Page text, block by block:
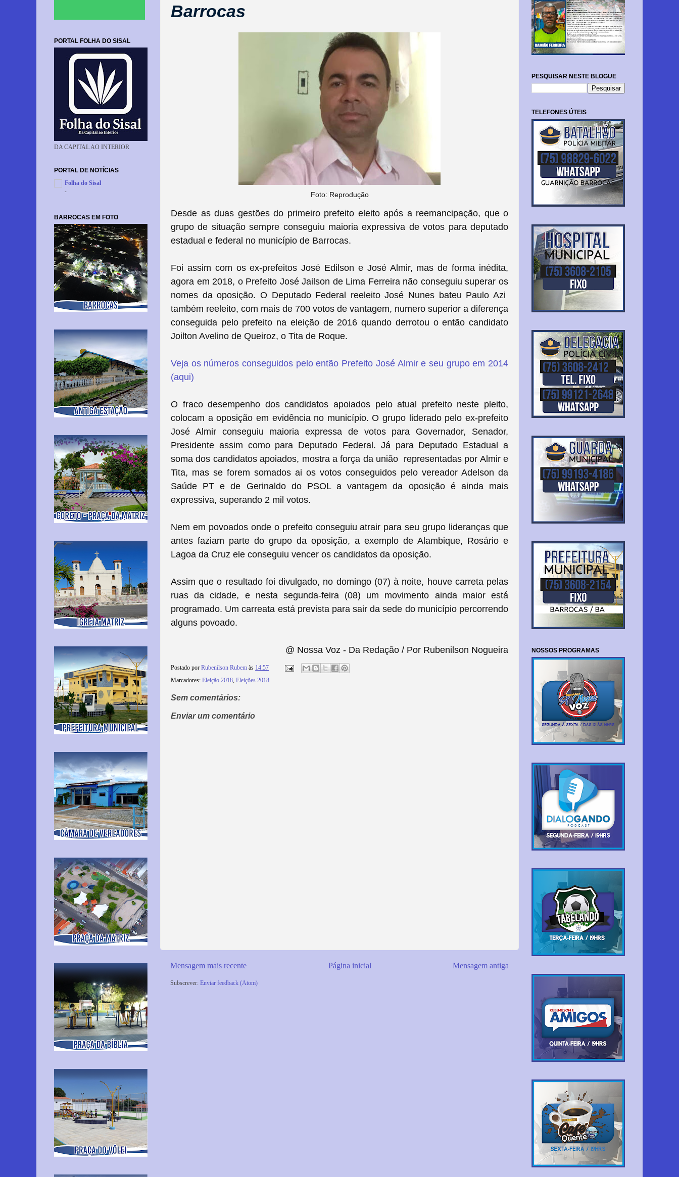
Barrocas
Foto: Reprodução
Desde as duas gestões do primeiro prefeito eleito após a reemancipação, que o
grupo de situação sempre conseguiu maioria expressiva de votos para deputado
estadual e federal no município de Barrocas.
Foi assim com os ex-prefeitos José Edilson e José Almir, mas de forma inédita,
agora em 2018, o Prefeito José Jailson de Lima Ferreira não conseguiu superar os
nomes da oposição. O Deputado Federal reeleito José Nunes bateu Paulo Azi
também reeleito, com mais de 700 votos de vantagem, numero superior a diferença
conseguida pelo prefeito na eleição de 2016 quando derrotou o então candidato
Joilton Avelino de Queiroz, o Tita de Roque.
Veja os números conseguidos pelo então Prefeito José Almir e seu grupo em 2014
(aqui)
O fraco desempenho dos candidatos apoiados pelo atual prefeito neste pleito,
colocam a oposição em evidência no município. O grupo liderado pelo ex-prefeito
José Almir conseguiu maioria expressa de votos para Governador, Senador,
Presidente assim como para Deputado Federal. Já para Deputado Estadual a
soma dos candidatos apoiados, mostra a força da união representadas por Almir e
Tita, mas se forem somados ai os votos conseguidos pelo vereador Adelson da
Saúde PT e de Gerinaldo do PSOL a vantagem da oposição é ainda mais
expressiva, superando 2 mil votos.
Nem em povoados onde o prefeito conseguiu atrair para seu grupo lideranças que
antes faziam parte do grupo da oposição, a exemplo de Alambique, Rosário e
Lagoa da Cruz ele conseguiu vencer os candidatos da oposição.
Assim que o resultado foi divulgado, no domingo (07) à noite, houve carreta pelas
ruas da cidade, e nesta segunda-feira (08) um movimento ainda maior está
programado. Um carreata está prevista para sair da sede do município percorrendo
alguns povoado.
@ Nossa Voz - Da Redação / Por Rubenilson Nogueira
Postado por Rubenilson Rubem às 14:57
Marcadores: Eleição 2018, Eleições 2018
Sem comentários:
Enviar um comentário
Mensagem mais recente Mensagem antiga
Página inicial
Subscrever: Enviar feedback (Atom)
PORTAL FOLHA DO SISAL
DA CAPITAL AO INTERIOR
PORTAL DE NOTÍCIAS
Folha do Sisal
-
BARROCAS EM FOTO
PESQUISAR NESTE BLOGUE
TELEFONES ÚTEIS
NOSSOS PROGRAMAS